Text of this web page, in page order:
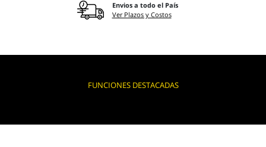
Envios a todo el País
Ver Plazos y Costos
FUNCIONES DESTACADAS